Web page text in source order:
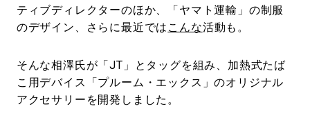
ティブディレクターのほか、「ヤマト運輸」の制服
のデザイン、さらに最近では こんな活動も。
そんな相澤氏が「JT」とタッグを組み、加熱式たば
こ用デバイス「プルーム・エックス」のオリジナル
アクセサリーを開発しました。